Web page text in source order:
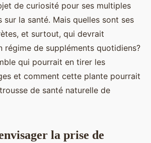
de curiosité pour ses multiples
la santé. Mais quelles sont ses
et surtout, qui devrait
régime de suppléments quotidiens?
qui pourrait en tirer les
et comment cette plante pourrait
de santé naturelle de
la prise de